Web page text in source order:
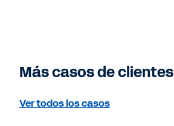
Más casos de clientes
Ver todos los casos